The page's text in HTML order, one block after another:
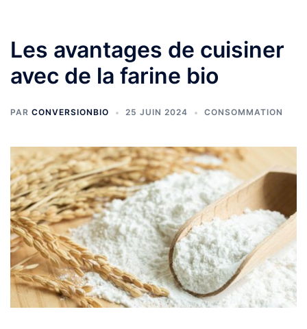
Les avantages de cuisiner
avec de la farine bio
PAR CONVERSIONBIO 25 JUIN 2024 CONSOMMATION